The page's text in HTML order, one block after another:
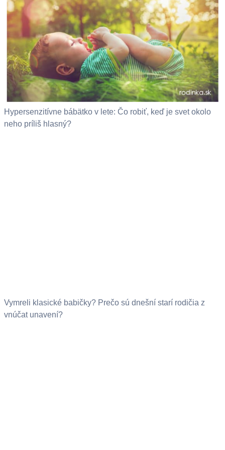
Hypersenzitívne bábätko v lete: Čo robiť, keď je svet okolo
neho príliš hlasný?
Vymreli klasické babičky? Prečo sú dnešní starí rodičia z
vnúčat unavení?